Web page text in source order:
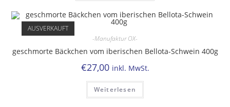
AUSVERKAUFT
-Manufaktur OX-
geschmorte Bäckchen vom iberischen Bellota-Schwein 400g
€27,00 inkl. MwSt.
Weiterlesen